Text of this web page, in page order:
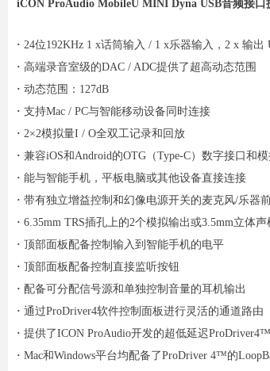
iCON ProAudio MobileU MINI Dyna USB音频接
· 24位192KHz 1 x话筒输入 / 1 x乐器输入，2 x 输出
· 高端录音室级的DAC / ADC提供了超高动态范围
· 动态范围：127dB
· 支持Mac / PC与智能移动设备同时连接
· 2×2模拟量I / O全双工记录和回放
· 兼容iOS和Android的OTG（Type-C）数字接口和
· 能与智能手机，平板电脑或其他设备直接连接
· 带有独立增益控制和幻像电源开关的麦克风/乐器
· 6.35mm TRS插孔上的2个模拟输出或3.5mm立体声
· 顶部面板配备控制输入到智能手机的电平
· 顶部面板配备控制直接监听按钮
· 配备可分配信号源和单独控制音量的耳机输出
· 通过ProDriver4软件控制面板进行灵活的通道路由
· 提供了ICON ProAudio开发的超低延迟
· Mac和Windows平台均配备了ProDriver 4™的